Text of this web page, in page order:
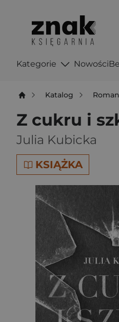
Kategorie Nowości
Katalog
Z cukru i
Julia Kubicka
KSIĄŻKA